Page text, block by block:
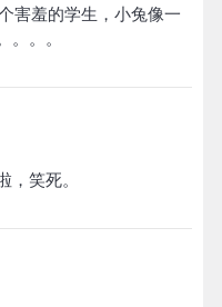
害羞的学生，小兔像一